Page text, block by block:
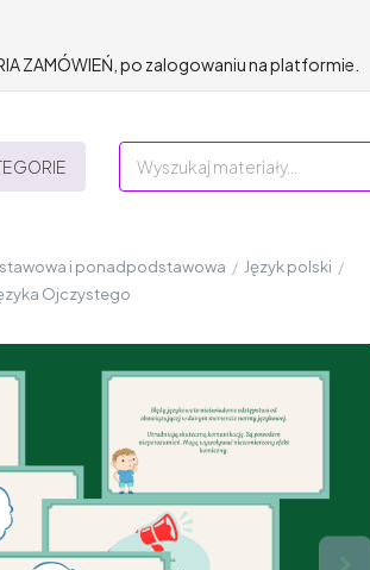
ZAMÓWIEŃ, po zalogowaniu na platformie.
i ponadpodstawowa / Język polski /
Ojczystego